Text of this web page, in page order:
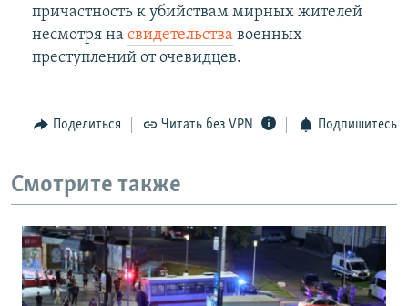
причастность к убийствам мирных жителей
несмотря на свидетельства военных
преступлений от очевидцев.
Поделиться Читать без VPN Подпишитесь
Смотрите также